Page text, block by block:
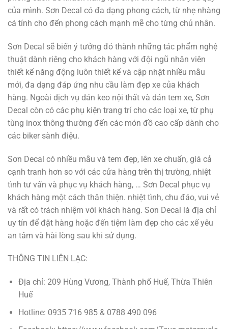
của mình. Sơn Decal có đa dạng phong cách, từ nhẹ nhàng
cá tính cho đến phong cách mạnh mẽ cho từng chủ nhân.
Sơn Decal sẽ biến ý tưởng đó thành những tác phẩm nghệ
thuật dành riêng cho khách hàng với đội ngũ nhân viên
thiết kế năng động luôn thiết kế và cập nhật nhiều mẫu
mới, đa dạng đáp ứng nhu cầu làm đẹp xe của khách
hàng. Ngoài dịch vụ dán keo nội thất và dán tem xe, Sơn
Decal còn có các phụ kiện trang trí cho các loại xe, từ phụ
tùng inox thông thường đến các món đồ cao cấp dành cho
các biker sành điệu.
Sơn Decal có nhiều mẫu và tem đẹp, lên xe chuẩn, giá cả
cạnh tranh hơn so với các cửa hàng trên thị trường, nhiệt
tình tư vấn và phục vụ khách hàng, … Sơn Decal phục vụ
khách hàng một cách thân thiện. nhiệt tình, chu đáo, vui vẻ
và rất có trách nhiệm với khách hàng. Sơn Decal là địa chỉ
uy tín để đặt hàng hoặc đến tiệm làm đẹp cho các xế yêu
an tâm và hài lòng sau khi sử dụng.
THÔNG TIN LIÊN LẠC:
Địa chỉ: 209 Hùng Vương, Thành phố Huế, Thừa Thiên
Huế
Hotline: 0935 716 985 & 0788 490 096